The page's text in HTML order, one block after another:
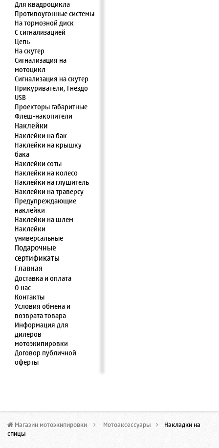
Для квадроцикла
Противоугонные системы
На тормозной диск
С сигнализацией
Цепь
На скутер
Сигнализация на
мотоцикл
Сигнализация на скутер
Прикуриватели, Гнездо
USB
Проекторы габаритные
Флеш-накопители
Наклейки
Наклейки на бак
Наклейки на крышку
бака
Наклейки соты
Наклейки на колесо
Наклейки на глушитель
Наклейки на траверсу
Предупреждающие
наклейки
Наклейки на шлем
Наклейки
универсальные
Подарочные
сертификаты
Главная
Доставка и оплата
О нас
Контакты
Условия обмена и
возврата товара
Информация для
дилеров
мотоэкипировки
Договор публичной
оферты
Магазин мотоэкипировки > Мотоаксессуары > Накладки на
спицы